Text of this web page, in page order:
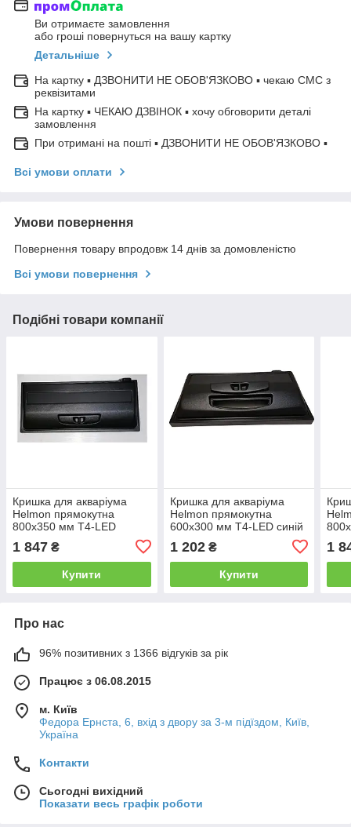
Ви отримаєте замовлення
або гроші повернуться на вашу картку
Детальніше
На картку ▪ ДЗВОНИТИ НЕ ОБОВ'ЯЗКОВО ▪ чекаю СМС з
реквізитами
На картку ▪ ЧЕКАЮ ДЗВІНОК ▪ хочу обговорити деталі
замовлення
При отримані на пошті ▪ ДЗВОНИТИ НЕ ОБОВ'ЯЗКОВО ▪
Всі умови оплати
Умови повернення
Повернення товару впродовж 14 днів за домовленістю
Всі умови повернення
Подібні товари компанії
Кришка для акваріума
Helmon прямокутна
800х350 мм T4-LED
1 847 ₴
Купити
Кришка для акваріума
Helmon прямокутна
600х300 мм T4-LED синій
1 202₴
Купити
1
Про нас
96% позитивних з 1366 відгуків за рік
Працює з 06.08.2015
м. Київ
Федора Ернста, 6, вхід з двору за 3-м підїздом, Київ,
Україна
Контакти
Сьогодні вихідний
Показати весь графік роботи